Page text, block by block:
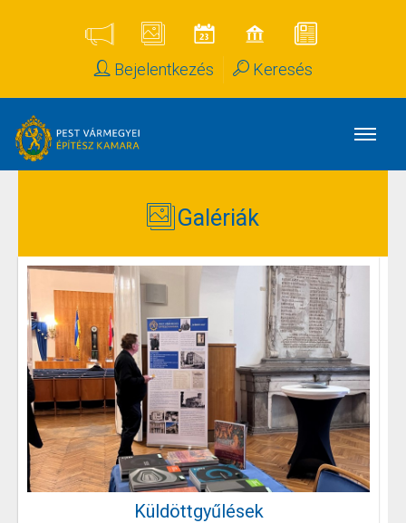
Bejelentkezés Keresés
Galériák
Küldöttgyűlések